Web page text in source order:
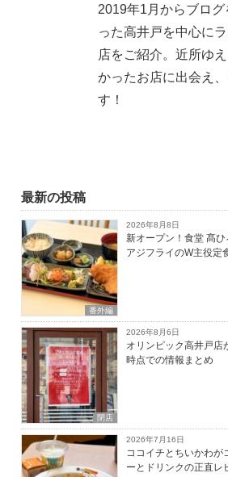
2019年1月からブロ
った高井戸を中心に
店をご紹介。近所ゆ
かったお店に出会え
す！
最新の投稿
番外編
2026年8月8日
新オープン！食堂 髙
アジフライのW主役定
閉店
2026年8月6日
オリンピック高井戸
時点での情報まとめ
2026年7月16日
ココイチとちいかわが
ーとドリンクの正直レ